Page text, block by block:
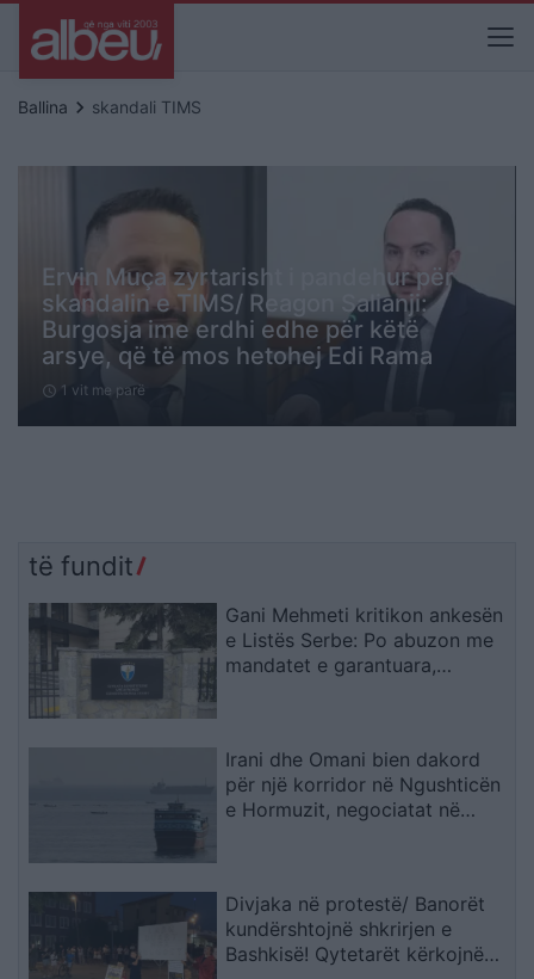
Ballina keyboard_arrow_right skandali TIMS
Ervin Muça zyrtarisht i pandehur për
skandalin e TIMS/ Reagon Salianji:
Burgosja ime erdhi edhe për këtë
arsye, që të mos hetohej Edi Rama
schedule 1 vit me parë
të fundit
Gani Mehmeti kritikon ankesën
e Listës Serbe: Po abuzon me
mandatet e garantuara,
Irani dhe Omani bien dakord
për një korridor në Ngushticën
e Hormuzit, negociatat në
Divjaka në protestë/ Banorët
kundërshtojnë shkrirjen e
Bashkisë! Qytetarët kërkojnë